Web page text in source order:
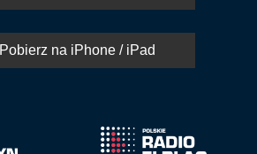
Pobierz na iPhone / iPad